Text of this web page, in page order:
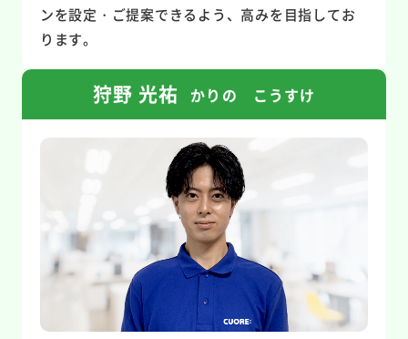
ンを設定・ご提案できるよう、高みを目指してお
ります。
狩野 光祐 かりの こうすけ